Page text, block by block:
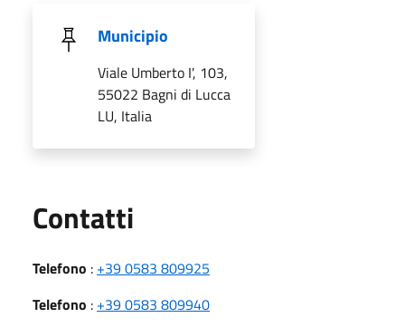
Municipio
Viale Umberto I', 103,
55022 Bagni di Lucca
LU, Italia
Contatti
Telefono : +39 0583 809925
Telefono : +39 0583 809940